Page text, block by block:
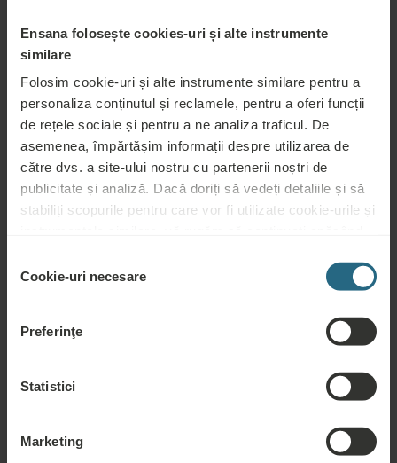
Ensana folosește cookies-uri și alte instrumente
similare
Folosim cookie-uri și alte instrumente similare pentru a
personaliza conținutul și reclamele, pentru a oferi funcții
de rețele sociale și pentru a ne analiza traficul. De
asemenea, împărtășim informații despre utilizarea de
către dvs. a site-ului nostru cu partenerii noștri de
publicitate și analiză. Dacă doriți să vedeți detaliile și să
stabiliți scopurile pentru care vor fi utilizate cookie-urile și
clienți, continuați cu butonul „Activați tot”.
consimțământului
Cookie-uri necesare
Preferinţe
Statistici
Marketing
programul nostru de loialitate, vă rugăm să faceți click aici.
Rezervări
Rezervați cele mai bune oferte aici. Dacă doriți să vă înscrieți în programul
nostru de loialitate pentru reduceri și beneficii suplimentare sau pur și simplu
doriți să primiți buletine informative despre toate noutățile, faceți click aici.
Trimiteți cererea dvs., pentru a vă pregăti cea mai bună ofertă posibilă. Vom